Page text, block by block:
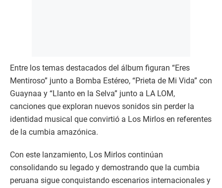
Entre los temas destacados del álbum figuran “Eres
Mentiroso” junto a Bomba Estéreo, “Prieta de Mi Vida” con
Guaynaa y “Llanto en la Selva” junto a LA LOM,
canciones que exploran nuevos sonidos sin perder la
identidad musical que convirtió a Los Mirlos en referentes
de la cumbia amazónica.
Con este lanzamiento, Los Mirlos continúan
consolidando su legado y demostrando que la cumbia
peruana sigue conquistando escenarios internacionales y